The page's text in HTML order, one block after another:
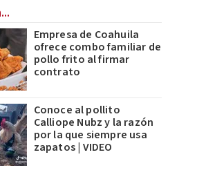
Empresa de Coahuila
ofrece combo familiar de
pollo frito al firmar
contrato
Conoce al pollito
Calliope Nubz y la razón
por la que siempre usa
zapatos | VIDEO